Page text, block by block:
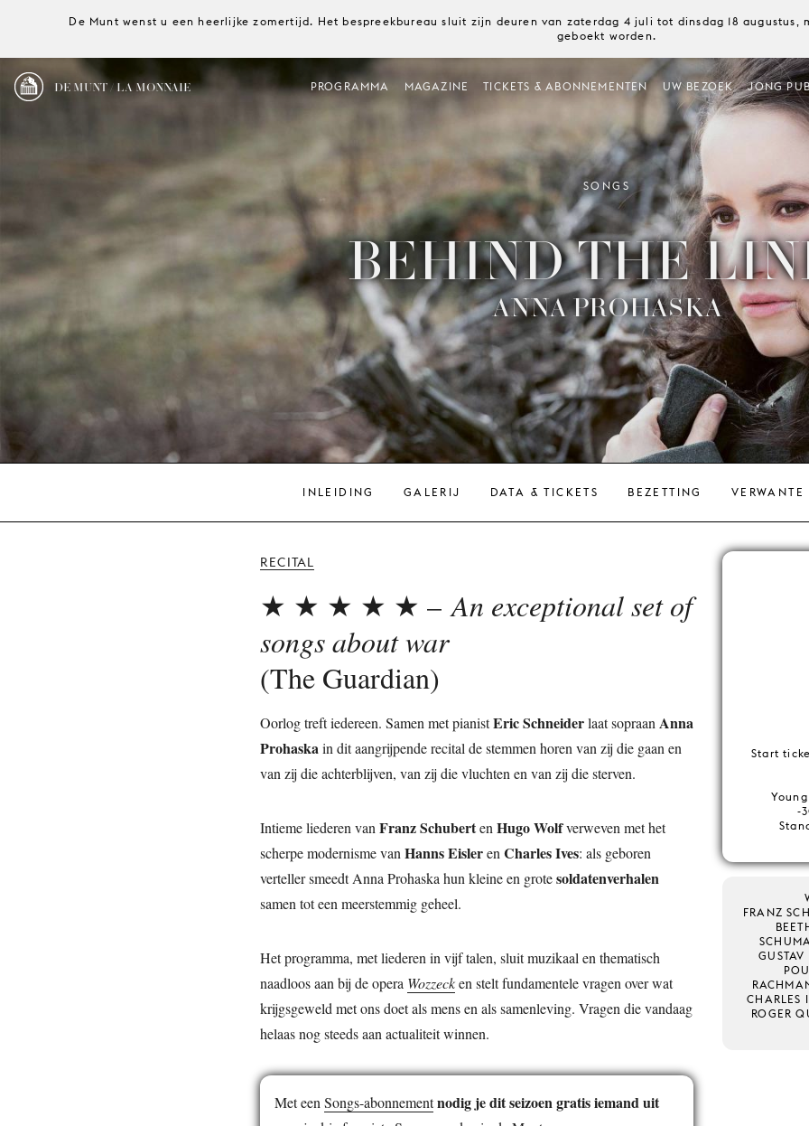
De Munt wenst u een heerlijke zomertijd. Het bespreekbureau sluit zijn deuren van zaterdag 4 juli tot dinsdag 18 augustus,
geboekt worden.
DE MUNT / LA MONNAIE PROGRAMMA MAGAZINE TICKETS & ABONNEMENTEN UW BEZOEK JONG
SONGS
BEHIND THE
ANNA PROHASKA
INLEIDING GALERIJ DATA & TICKETS BEZETTING VERWANTE
RECITAL
★ ★ ★ ★ ★ – An exceptional set of
songs about war
(The Guardian)
Oorlog treft iedereen. Samen met pianistEric Schneiderlaat sopraan Anna
Prohaskain dit aangrijpende recital de stemmen horen van zij die gaan en
van zij die achterblijven, van zij die vluchten en van zij die sterven.
Intieme liederen van Franz Schuberten Hugo Wolfverweven met het
scherpe modernisme van Hanns Eisleren Charles Ives: als geboren
verteller smeedt Anna Prohaska hun kleine en grotesoldatenverhalen
samen tot een meerstemmig geheel.
Het programma, met liederen in vijf talen, sluit muzikaal en thematisch
naadloos aan bij de opera Wozzecken stelt fundamentele vragen over wat
krijgsgeweld met ons doet als mens en als samenleving. Vragen die vandaag
helaas nog steeds aan actualiteit winnen.
Met een Songs-abonnementnodig je dit seizoen gratis iemand uit
Start
-
FRANZ
CHARLES
ROGER